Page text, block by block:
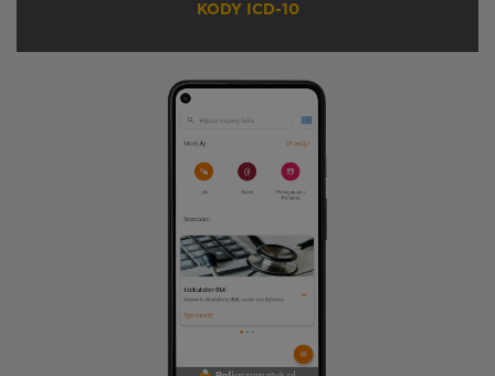
KODY ICD-10